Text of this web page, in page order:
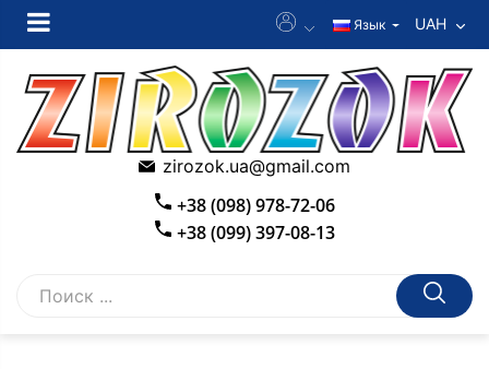
Язык UAH
zirozok.ua@gmail.com
+38 (098) 978-72-06
+38 (099) 397-08-13